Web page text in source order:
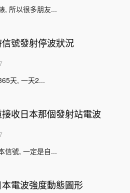
, 所以很多朋友...
號發射停波狀況
天, 一天2...
收日本那個發射站電波
信號, 一定是自...
電波強度動態圖形